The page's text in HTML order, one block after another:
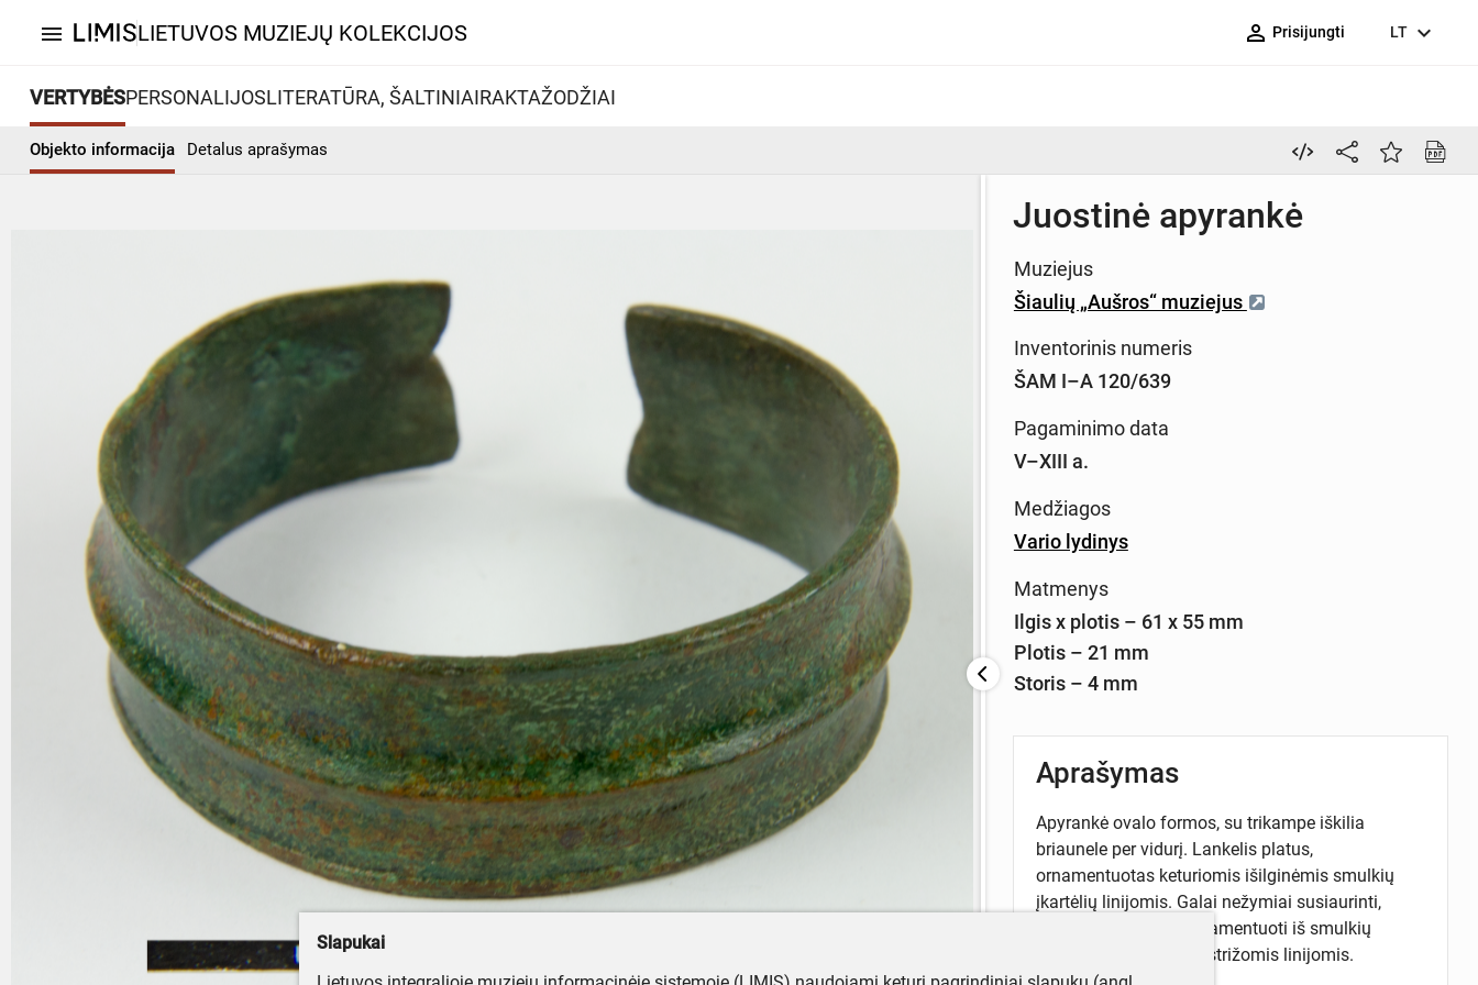
menu LIETUVOS MUZIEJŲ KOLEKCIJOS person_outline Prisijungti LT expand_more
VERTYBĖSPERSONALIJOSLITERATŪRA, ŠALTINIAIRAKTAŽODŽIAI
Objekto informacija Detalus aprašymas
Juostinė apyrankė
Muziejus
Šiaulių „Aušros“ muziejus
Inventorinis numeris
ŠAM I–A 120/639
Pagaminimo data
V–XIII a.
Medžiagos
Vario lydinys
Matmenys
Ilgis x plotis – 61 x 55 mm
Plotis – 21 mm
Storis – 4 mm
Aprašymas
Apyrankė ovalo formos, su trikampe iškilia
briaunele per vidurį. Lankelis platus,
ornamentuotas keturiomis išilginėmis smulkių
įkartėlių linijomis. Galai nežymiai susiaurinti,
nukirsti statmenai, ornamentuoti iš smulkių
įkartėlių sudarytomis įstrižomis linijomis.
Slapukai